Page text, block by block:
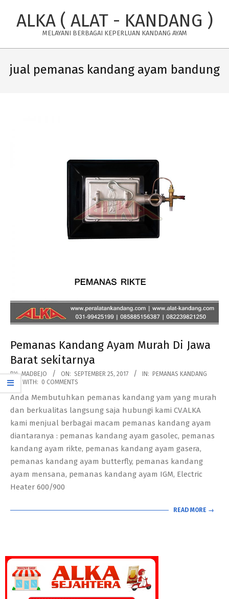
ALKA ( ALAT - KANDANG )
MELAYANI BERBAGAI KEPERLUAN KANDANG AYAM
Navigation
Menu
jual pemanas kandang ayam bandung
Pemanas Kandang Ayam Murah Di Jawa
Barat sekitarnya
2017-
09-
25
BY: MADBEJO ON: SEPTEMBER 25, 2017 IN:
PEMANAS KANDANG
WITH: 0 COMMENTS
Anda Membutuhkan pemanas kandang yam yang murah
dan berkualitas langsung saja hubungi kami CV.ALKA
kami menjual berbagai macam pemanas kandang ayam
diantaranya : pemanas kandang ayam gasolec, pemanas
kandang ayam rikte, pemanas kandang ayam gasera,
pemanas kandang ayam butterfly, pemanas kandang
ayam mensana, pemanas kandang ayam IGM, Electric
Heater 600/900
READ MORE →